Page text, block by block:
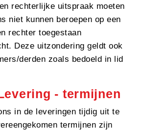
rechterlijke uitspraak moeten
niet kunnen beroepen op een
rechter toegestaan
Deze uitzondering geldt ook
derden zoals bedoeld in lid
- termijnen
in de leveringen tijdig uit te
termijnen zijn